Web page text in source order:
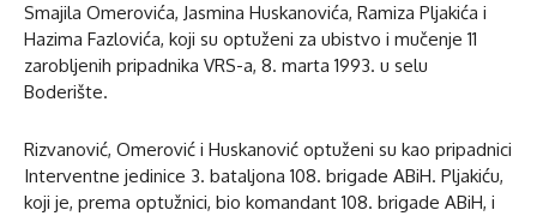
Smajila Omerovića, Jasmina Huskanovića, Ramiza Pljakića i
Hazima Fazlovića, koji su optuženi za ubistvo i mučenje 11
zarobljenih pripadnika VRS-a, 8. marta 1993. u selu
Boderište.
Rizvanović, Omerović i Huskanović optuženi su kao pripadnici
Interventne jedinice 3. bataljona 108. brigade ABiH. Pljakiću,
koji je, prema optužnici, bio komandant 108. brigade ABiH, i